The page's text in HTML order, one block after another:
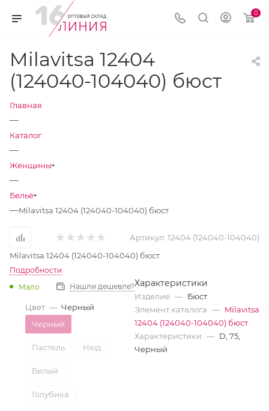
0
Milavitsa 12404
(124040-104040) бюст
Главная
—
Каталог
—
Женщины
—
Бельё
—Milavitsa 12404 (124040-104040) бюст
Артикул: 12404 (124040-104040)
Milavitsa 12404 (124040-104040) бюст
Подробности
Мало
Нашли дешевле?
Цвет — Черный
Черный
Пастель Нюд
Белый
Голубика
Характеристики
Изделие — Бюст
Элемент каталога — Milavitsa
12404 (124040-104040) бюст
Характеристики — D, 75,
Черный